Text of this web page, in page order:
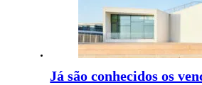
Já são conhecidos os